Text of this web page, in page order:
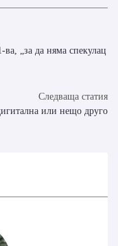
„за да няма спекулац
Следваща статия
или нещо друго